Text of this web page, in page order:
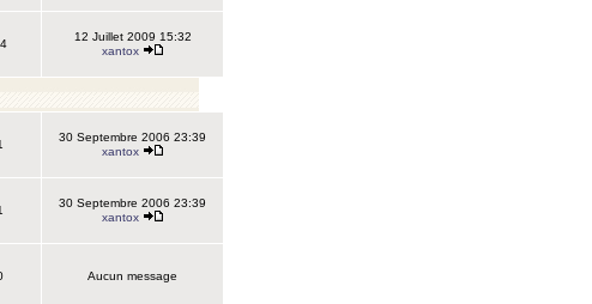
12 Juillet 2009 15:32
xantox
30 Septembre 2006 23:39
xantox
30 Septembre 2006 23:39
xantox
Aucun message